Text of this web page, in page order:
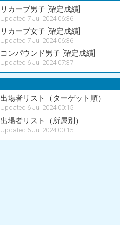
リカーブ男子 [確定成績]
Updated 7 Jul 2024 06:36
リカーブ女子 [確定成績]
Updated 7 Jul 2024 06:36
コンパウンド男子 [確定成績]
Updated 6 Jul 2024 07:37
出場者リスト（ターゲット順）
Updated 6 Jul 2024 00:15
出場者リスト（所属別）
Updated 6 Jul 2024 00:15